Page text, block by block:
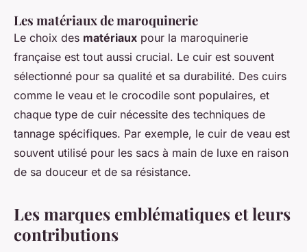
Les matériaux de maroquinerie
Le choix des matériaux pour la maroquinerie
française est tout aussi crucial. Le cuir est souvent
sélectionné pour sa qualité et sa durabilité. Des cuirs
comme le veau et le crocodile sont populaires, et
chaque type de cuir nécessite des techniques de
tannage spécifiques. Par exemple, le cuir de veau est
souvent utilisé pour les sacs à main de luxe en raison
de sa douceur et de sa résistance.
Les marques emblématiques et leurs
contributions